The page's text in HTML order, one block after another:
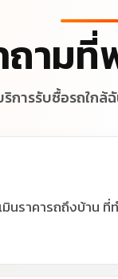
ถาม
การรับซื้อรถใกล้
ราคารถถึงบ้าน